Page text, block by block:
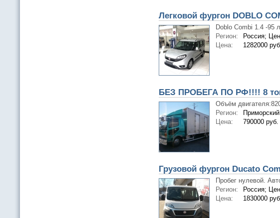
Легковой фургон DOBLO
Doblo Combi 1.4 -95
Регион:
Россия;
Цена:
1282000
БЕЗ ПРОБЕГА ПО РФ!!!! 8
Объём
Регион:
Цена:
790000 руб.
Грузовой фургон Ducato
Пробег нулевой.
Регион:
Россия;
Цена:
1830000